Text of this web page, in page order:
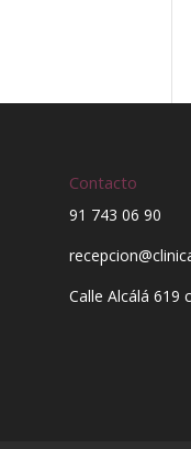
Contacto
91 743 06 90
Calle Alcálá 619